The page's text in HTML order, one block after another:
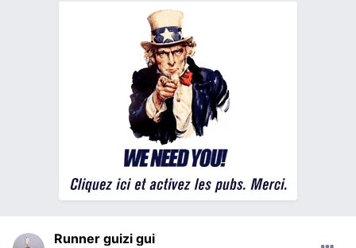
Runner guizi gui